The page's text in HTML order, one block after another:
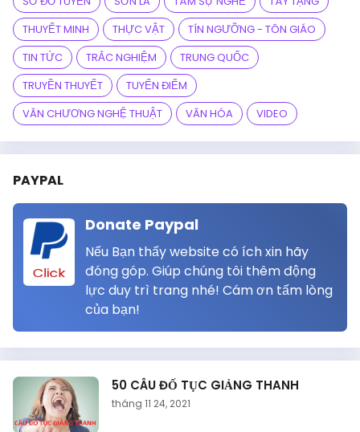
THUYẾT MINH
THỰC VẬT
TÍN NGƯỠNG - TÔN GIÁO
TIN TỨC
TRẮC NGHIỆM
TRUNG QUỐC
TRUYỀN THUYẾT
TUYẾN ĐIỂM
VĂN CHƯƠNG NGHỆ THUẬT
VĂN HÓA VIDEO
PAYPAL
Click
Donate Paypal
Nếu Bạn thấy website có ích xin hãy
đóng góp. Giúp chúng tôi thêm động
lực duy trì trang nhé! Cám ơn tấm lòng
của bạn!
50 CÂU ĐỐ TỤC GIẢNG THANH
tháng 11 24, 2021